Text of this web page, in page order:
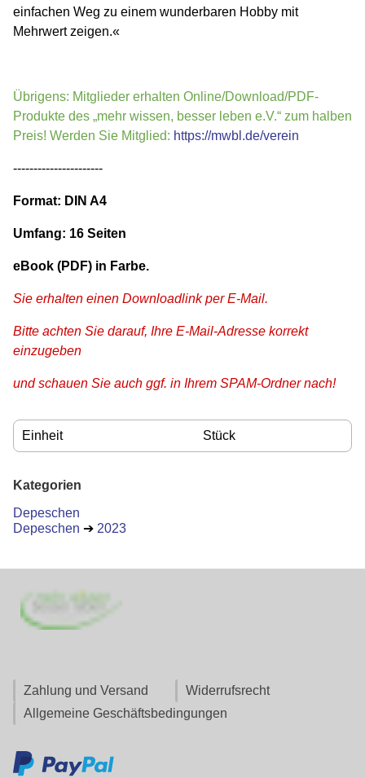
einfachen Weg zu einem wunderbaren Hobby mit
Mehrwert zeigen.«
Übrigens: Mitglieder erhalten Online/Download/PDF-
Produkte des „mehr wissen, besser leben e.V.“ zum halben
Preis! Werden Sie Mitglied: https://mwbl.de/verein
----------------------
Format: DIN A4
Umfang: 16 Seiten
eBook (PDF) in Farbe.
Sie erhalten einen Downloadlink per E-Mail.
Bitte achten Sie darauf, Ihre E-Mail-Adresse korrekt
einzugeben
und schauen Sie auch ggf. in Ihrem SPAM-Ordner nach!
Einheit Stück
Kategorien
Depeschen
Depeschen ➔ 2023
Zahlung und Versand
Widerrufsrecht
Allgemeine Geschäftsbedingungen